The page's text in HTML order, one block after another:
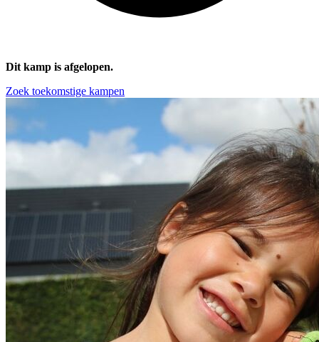
Dit kamp is afgelopen.
Zoek toekomstige kampen